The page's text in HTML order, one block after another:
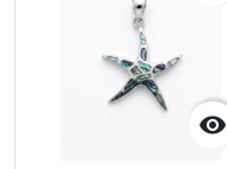
